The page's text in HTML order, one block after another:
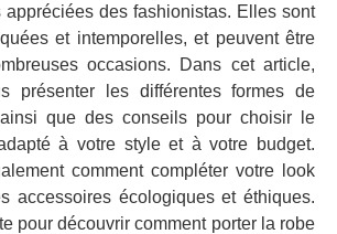
des fashionistas. Elles sont
et intemporelles, et peuvent être
occasions. Dans cet article,
présenter les différentes formes de
que des conseils pour choisir le
à votre style et à votre budget.
comment compléter votre look
accessoires écologiques et éthiques.
pour découvrir comment porter la robe